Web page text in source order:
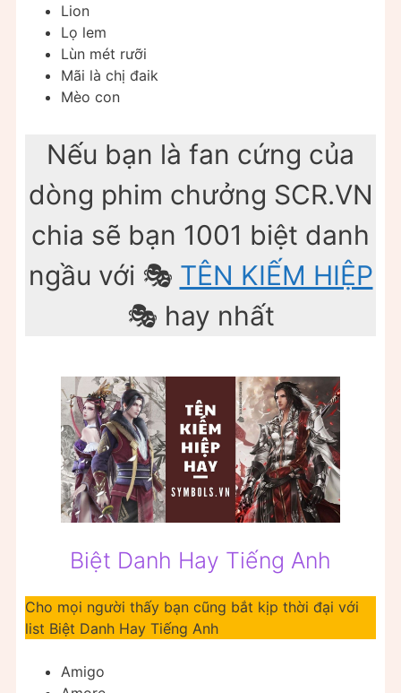
Lion
Lọ lem
Lùn mét rưỡi
Mãi là chị đaik
Mèo con
Nếu bạn là fan cứng của
dòng phim chưởng SCR.VN
chia sẽ bạn 1001 biệt danh
ngầu với 🎭 TÊN KIẾM HIỆP
🎭 hay nhất
Biệt Danh Hay Tiếng Anh
Cho mọi người thấy bạn cũng bắt kịp thời đại với
list Biệt Danh Hay Tiếng Anh
Amigo